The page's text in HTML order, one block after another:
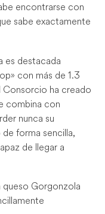
encontrarse con
sabe exactamente
es destacada
con más de 1.3
Consorcio ha creado
combina con
nunca su
forma sencilla,
de llegar a
queso Gorgonzola